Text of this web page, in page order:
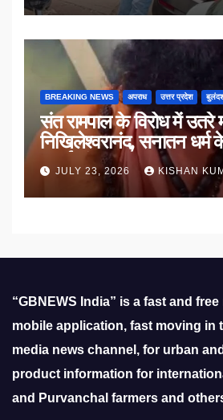
BREAKING NEWS अपराध उत्तर प्रदेश
संत रामपाल के विरोध में उतरे
निखिलेश्वरानंद, सनातन धर्म
उठाई मांग
JULY 23, 2026 KISHAN
“GBNEWS India” is a fast and
mobile application, fast moving in
media news channel, for urban
product information for
and Purvanchal farmers and